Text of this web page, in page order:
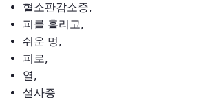
혈소판감소증,
피를 흘리고,
쉬운 멍,
피로,
열,
설사증